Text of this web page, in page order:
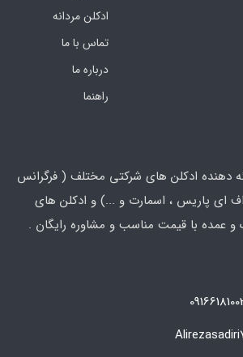
ادکلن مردانه
تماس با ما
درباره ما
راهنما
دهنده ادکلن های شرکتی مختلف ( فرگرانس
، اف ای پاریس ، اسمارت و ...) و ادکلن های
عمده با قیمت مناسب و مشاوره رایگان .